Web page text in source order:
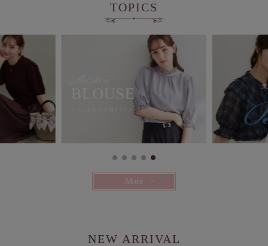
TOPICS
More
NEW ARRIVAL